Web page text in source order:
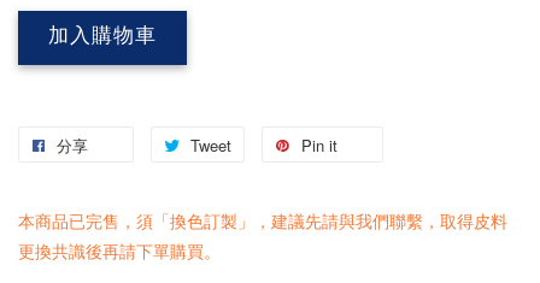
加入購物車
分享 Tweet Pin it
本商品已完售，須「換色訂製」，建議先請與我們聯繫 ，取得皮料
更換共識後再請下單購買。